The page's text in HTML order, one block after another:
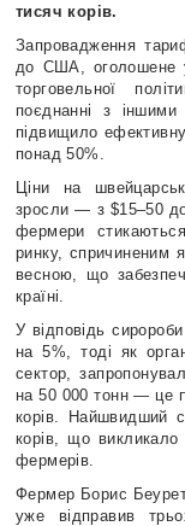
тисяч корів.
Запровадження
до США, оголошене
торговельної
поєднанні з
підвищило
понад 50%.
Ціни на
зросли — з $15–50
фермери
ринку, спричиненим
весною, що
країні.
У відповідь
на 5%, тоді як
сектор,
на 50 000 тонн — це
корів. Найшвидший
корів, що викликало
фермерів.
Фермер Борис
уже відправив